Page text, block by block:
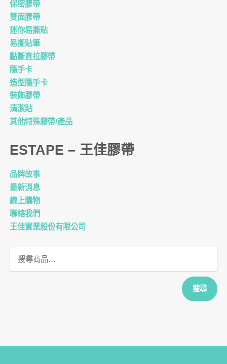
保密膠帶
雙面膠帶
迷你易撕貼
易撕貼筆
點斷直拉膠帶
隨手卡
造型隨手卡
裝飾膠帶
清潔貼
其他特殊膠帶/產品
ESTAPE – 王佳膠帶
品牌故事
最新消息
線上購物
聯絡我們
王佳實業股份有限公司
搜尋